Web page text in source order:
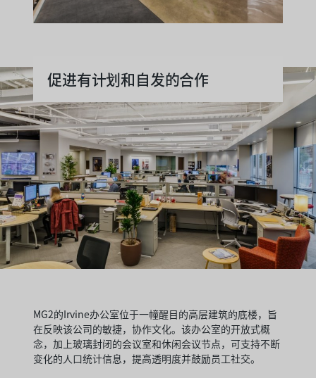
促进有计划和自发的合作
MG2的Irvine办公室位于一幢醒目的高层建筑的底楼，旨
在反映该公司的敏捷，协作文化。该办公室的开放式概
念，加上玻璃封闭的会议室和休闲会议节点，可支持不断
变化的人口统计信息，提高透明度并鼓励员工社交。